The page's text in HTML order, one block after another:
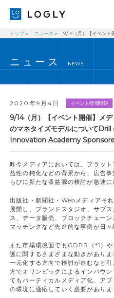
経営理念
ブログ
採用情報
IR
お問い合わせ
トップ ニュース 9/14（月）【イベン
ニュース NEWS
2020年9月4日 イベント/登壇情報
9/14（月）【イベント開催】メ
のマネタイズモデルについて
Innovation Academy
昨今メディアにおいては、プラッ
益性の鈍化などの背景から、広告
らびに新たな収益源の検討が急速に
出版社・新聞社・Webメディアそ
展開し、ブランドスタジオ、サブ
ス、データ販売、ブロックチェー
マッチングなど先進的な事例が日々
また市場環境面でもGDPR（*1）
護に関するさまざまな動きがあり
一元化する方向で検討が進むなど
方でオリンピックによるインバウ
てもバーティカルメディア化、ア
の環境に適応していく必要がありま